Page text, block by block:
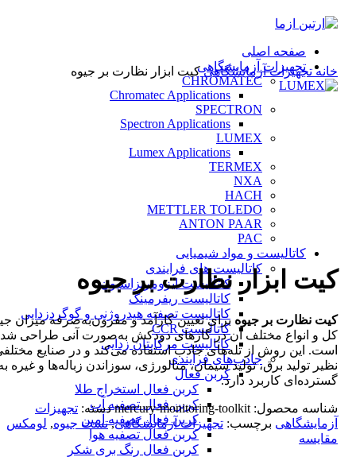
صفحه اصلی
تجهیزات آزمایشگاهی
CHROMATEC
Chromatec Applications
SPECTRON
Spectron Applications
LUMEX
Lumex Applications
TERMEX
NXA
HACH
METTLER TOLEDO
ANTON PAAR
PAC
کاتالیست و مواد شیمیایی
کاتالیست های فرایندی
کاتالیست ایزومریزاسیون
کاتالیست ریفرمینگ
کاتالیست تصفیه هیدروژنی و گوگردزدایی
کاتالیست CCR
کاتالیست مرکاپتان زدایی
جاذب‌های فرآیندی
کربن فعال
کربن فعال استخراج طلا
کربن فعال تصفیه آب
کربن فعال تصفیه آمین
کربن فعال تصفیه هوا
کربن فعال رنگ بری شکر
خانهتجهیزات آزمایشگاهیکیت ابزار نظارت بر جیوه
بزرگنمایی تصویر
کیت ابزار نظارت بر جیوه
کیت نظارت بر جیوه برای تعیین کارآمد و مقرون‌به‌صرفه میزان
کل و انواع مختلف آن در گازهای دودکش به‌صورت آنی طراحی
است. این روش از تله‌های جاذب استفاده می‌کند و در صنایع
نظیر تولید برق، تولید سیمان، متالورژی، سوزاندن زباله‌ها و غیره
گسترده‌ای کاربرد دارد.
شناسه محصول: mercury-monitoring-toolkit دسته: تجهیزات
آزمایشگاهی برچسب: تجهیزات آزمایشگاهی, تست جیوه, لومکس
مقایسه